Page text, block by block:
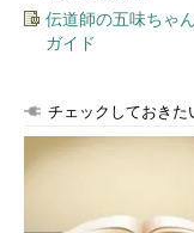
伝道師の五味ちゃ
ガイド
チェックしておきた